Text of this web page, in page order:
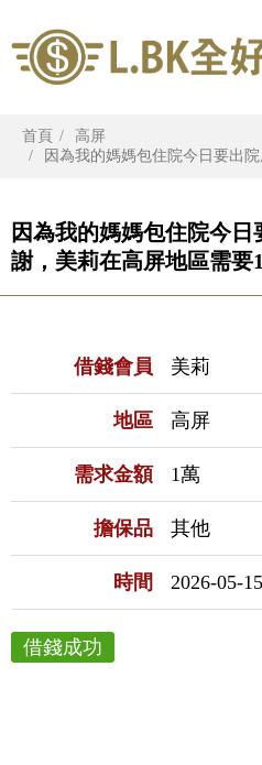
首頁
高屏
因為我的媽媽包住院今日要出
因為我的媽媽包住院今
謝，美莉在高屏地區需要
借錢會員 美莉
地區 高屏
需求金額 1萬
擔保品 其他
時間 2026-05-
借錢成功